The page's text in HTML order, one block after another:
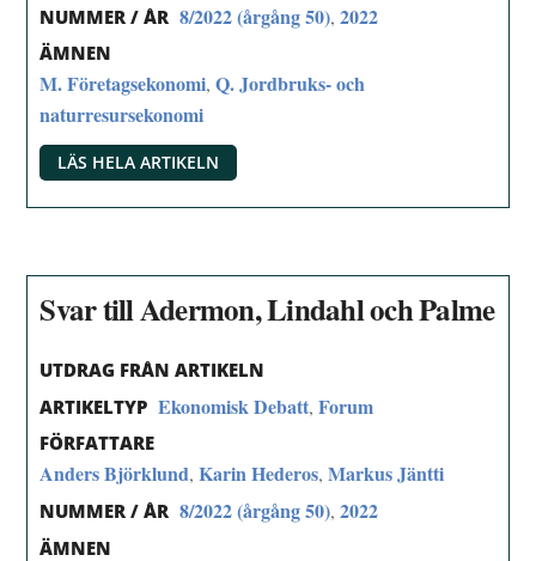
NUMMER / ÅR 8/2022 (årgång 50),2022
ÄMNEN
M. Företagsekonomi,Q. Jordbruks- och
naturresursekonomi
LÄS HELA ARTIKELN
Svar till Adermon, Lindahl och Palme
UTDRAG FRÅN ARTIKELN
ARTIKELTYP Ekonomisk Debatt,Forum
FÖRFATTARE
Anders Björklund,Karin Hederos,Markus Jäntti
NUMMER / ÅR 8/2022 (årgång 50),2022
ÄMNEN